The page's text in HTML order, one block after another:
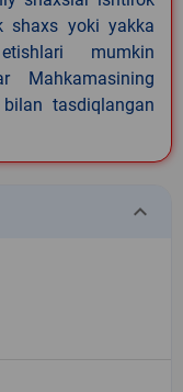
shaxs yoki yakka
mumkin
Mahkamasining
tasdiqlangan
keyboard_arrow_down